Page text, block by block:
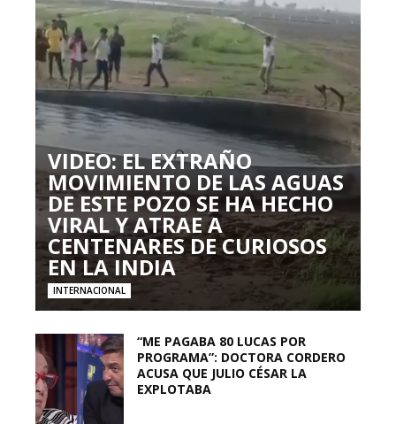
VIDEO: EL EXTRAÑO
MOVIMIENTO DE LAS AGUAS
DE ESTE POZO SE HA HECHO
VIRAL Y ATRAE A
CENTENARES DE CURIOSOS
EN LA INDIA
INTERNACIONAL
“ME PAGABA 80 LUCAS POR
PROGRAMA”: DOCTORA CORDERO
ACUSA QUE JULIO CÉSAR LA
EXPLOTABA